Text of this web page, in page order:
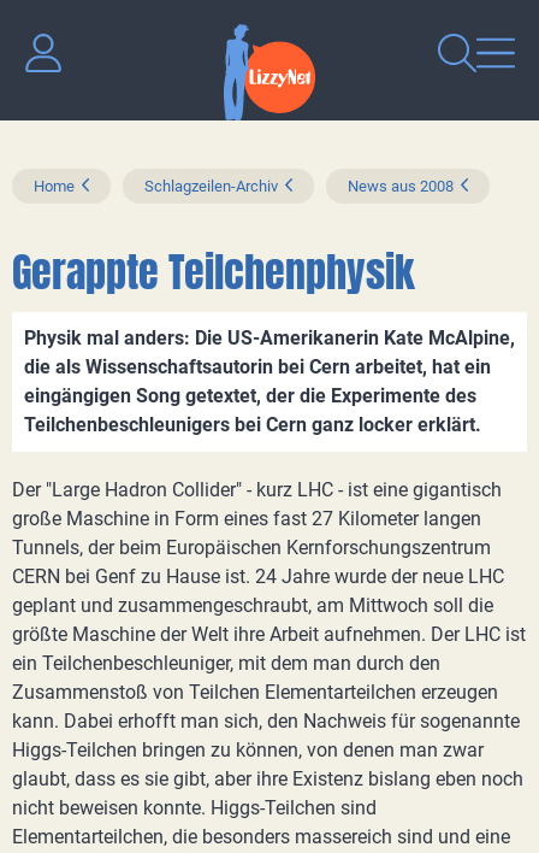
Home Schlagzeilen-Archiv News aus 2008
Gerappte Teilchenphysik
Physik mal anders: Die US-Amerikanerin Kate McAlpine,
die als Wissenschaftsautorin bei Cern arbeitet, hat ein
eingängigen Song getextet, der die Experimente des
Teilchenbeschleunigers bei Cern ganz locker erklärt.
Der "Large Hadron Collider" - kurz LHC - ist eine gigantisch
große Maschine in Form eines fast 27 Kilometer langen
Tunnels, der beim Europäischen Kernforschungszentrum
CERN bei Genf zu Hause ist. 24 Jahre wurde der neue LHC
geplant und zusammengeschraubt, am Mittwoch soll die
größte Maschine der Welt ihre Arbeit aufnehmen. Der LHC ist
ein Teilchenbeschleuniger, mit dem man durch den
Zusammenstoß von Teilchen Elementarteilchen erzeugen
kann. Dabei erhofft man sich, den Nachweis für sogenannte
Higgs-Teilchen bringen zu können, von denen man zwar
glaubt, dass es sie gibt, aber ihre Existenz bislang eben noch
nicht beweisen konnte. Higgs-Teilchen sind
Elementarteilchen, die besonders massereich sind und eine